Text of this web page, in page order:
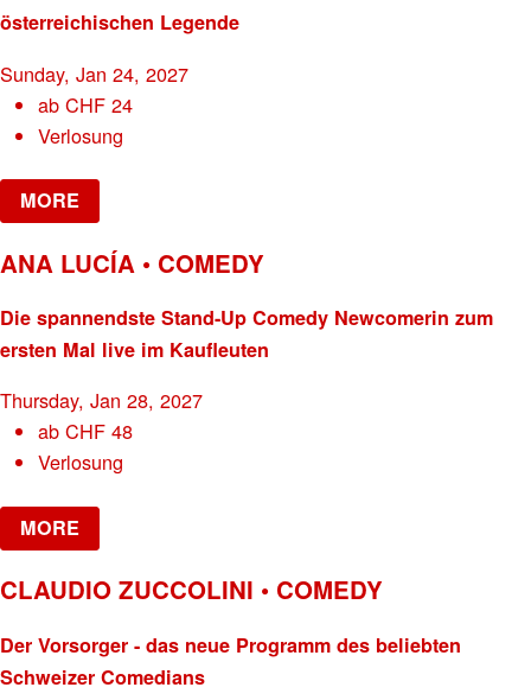
österreichischen Legende
Sunday, Jan 24, 2027
abCHF 24
Verlosung
MORE
ANA LUCÍA • COMEDY
Die spannendste Stand-Up Comedy Newcomerin zum
ersten Mal live im Kaufleuten
Thursday, Jan 28, 2027
abCHF 48
Verlosung
MORE
CLAUDIO ZUCCOLINI • COMEDY
Der Vorsorger - das neue Programm des beliebten
Schweizer Comedians